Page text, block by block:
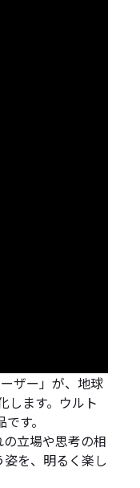
ザー」が、地球
します。ウルト
す。
立場や思考の相
を、明るく楽し